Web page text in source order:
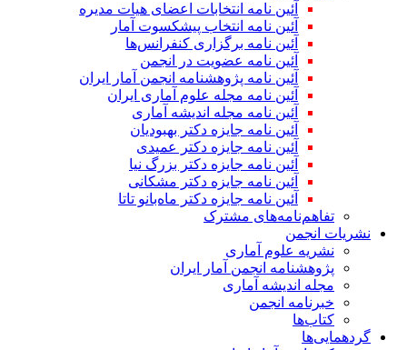
آئین نامه انتخابات اعضای هیات مدیره
آئین نامه انتخاب پیشکسوت آمار
آئین نامه برگزاری کنفرانس‌ها
آئین نامه عضویت در انجمن
آئین نامه پژوهشنامه انجمن آمار ایران
آئین نامه مجله علوم آماری ایران
آئین نامه مجله اندیشه آماری
آئین‌ نامه جایزه دکتر بهبودیان
آئین نامه جایزه دکتر عمیدی
آئین نامه جایزه دکتر بزرگ نیا
آئین نامه جایزه دکتر مشکانی
آئین نامه جایزه دکتر ماه‌بانو تاتا
تفاهم‌نامه‌های مشترک
نشریات انجمن
نشریه علوم آماری
پژوهشنامه انجمن آمار ایران
مجله اندیشه آماری
خبرنامه انجمن
کتاب‌ها
گردهمایی‌ها